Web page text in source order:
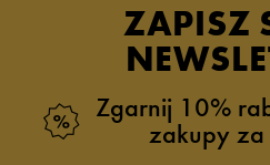
ZAPISZ
Zgarnij 10%
zakupy za